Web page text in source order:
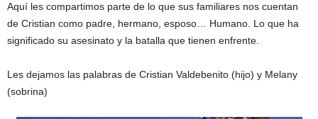
Aquí les compartimos parte de lo que sus familiares nos cuentan
de Cristian como padre, hermano, esposo… Humano. Lo que ha
significado su asesinato y la batalla que tienen enfrente.
Les dejamos las palabras de Cristian Valdebenito (hijo) y Melany
(sobrina)